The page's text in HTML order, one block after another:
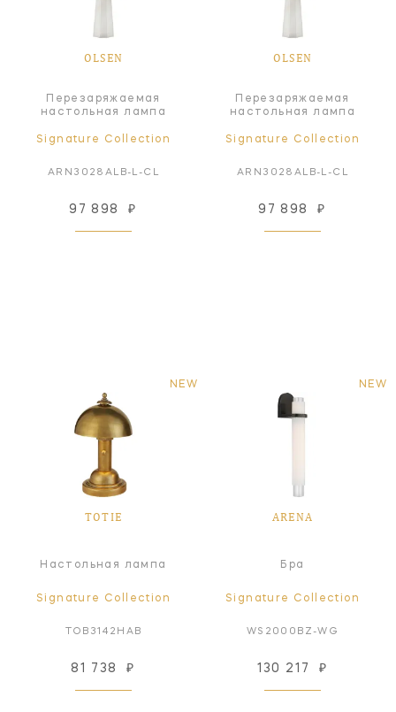
OLSEN
Перезаряжаемая
настольная лампа
Signature Collection
ARN3028ALB-L-CL
97 898 ₽
OLSEN
Перезаряжаемая
настольная лампа
Signature Collection
ARN3028ALB-L-CL
97 898 ₽
NEW
TOTIE
Настольная лампа
Signature Collection
TOB3142HAB
81 738 ₽
NEW
ARENA
Бра
Signature Collection
WS2000BZ-WG
130 217 ₽